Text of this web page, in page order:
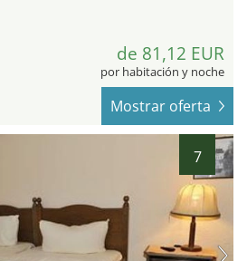
de 81,12 EUR
por habitación y noche
Mostrar oferta
7